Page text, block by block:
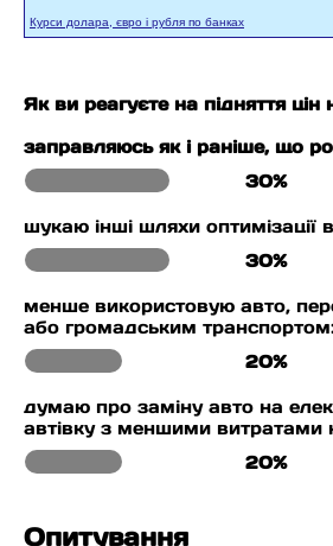
Курси долара, євро і рубля по банках
Як ви реагуєте на підняття цін
заправляюсь як і раніше, що
30%
шукаю інші шляхи оптимізації
30%
менше використовую авто,
або громадським
20%
думаю про заміну авто на
автівку з меншими витратами
20%
Опитування